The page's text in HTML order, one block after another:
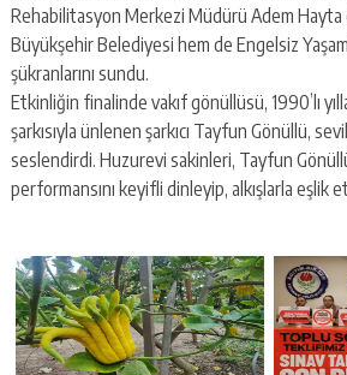
Rehabilitasyon Merkezi Müdürü Adem Hayta
Büyükşehir Belediyesi hem de Engelsiz
şükranlarını sundu.
Etkinliğin finalinde vakıf gönüllüsü, 1990’lı
şarkısıyla ünlenen şarkıcı Tayfun Gönüllü,
seslendirdi. Huzurevi sakinleri, Tayfun
performansını keyifli dinleyip, alkışlarla eşlik